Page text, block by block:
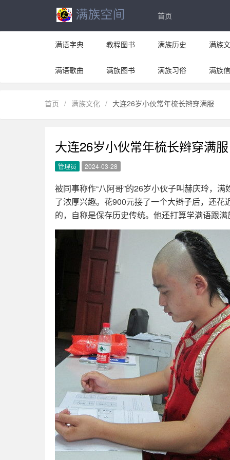
首页
满语字典 教程图书 满族历史 满族
满语歌曲 满族图书 满族习俗 满族
首页 / 满族文化 / 大连26岁小伙常年梳长辫穿满服
大连26岁小伙常年梳长辫穿满服
管理员 2024-03-28
被同事称作“八阿哥”的26岁小伙子叫赫庆玲，
了浓厚兴趣。花900元接了一个大辫子后，还
的，自称是保存历史传统。他还打算学满语跟